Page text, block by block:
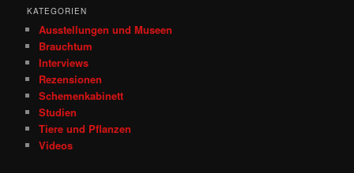
h
KATEGORIEN
Ausstellungen und Museen
Brauchtum
Interviews
Rezensionen
Schemenkabinett
Studien
Tiere und Pflanzen
Videos